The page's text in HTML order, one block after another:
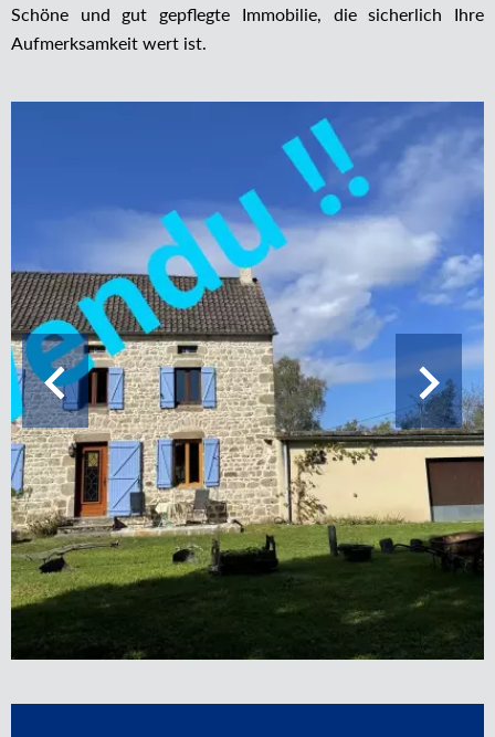
Schöne und gut gepflegte Immobilie, die sicherlich Ihre
Aufmerksamkeit wert ist.